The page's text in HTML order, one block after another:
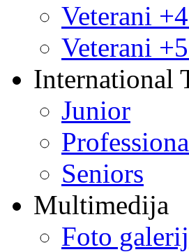
Veterani
Veterani
International
Junior
Seniors
Multimedija
Foto